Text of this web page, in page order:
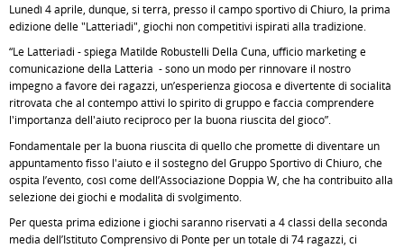
Lunedì 4 aprile, dunque, si terrà, presso il campo sportivo di Chiuro, la prima
edizione delle "Latteriadi", giochi non competitivi ispirati alla tradizione.
“Le Latteriadi - spiega Matilde Robustelli Della Cuna, ufficio marketing e
comunicazione della Latteria - sono un modo per rinnovare il nostro
impegno a favore dei ragazzi, un’esperienza giocosa e divertente di socialità
ritrovata che al contempo attivi lo spirito di gruppo e faccia comprendere
l'importanza dell'aiuto reciproco per la buona riuscita del gioco”.
Fondamentale per la buona riuscita di quello che promette di diventare un
appuntamento fisso l'aiuto e il sostegno del Gruppo Sportivo di Chiuro, che
ospita l’evento, così come dell’Associazione Doppia W, che ha contribuito alla
selezione dei giochi e modalità di svolgimento.
Per questa prima edizione i giochi saranno riservati a 4 classi della seconda
media dell’Istituto Comprensivo di Ponte per un totale di 74 ragazzi, ci